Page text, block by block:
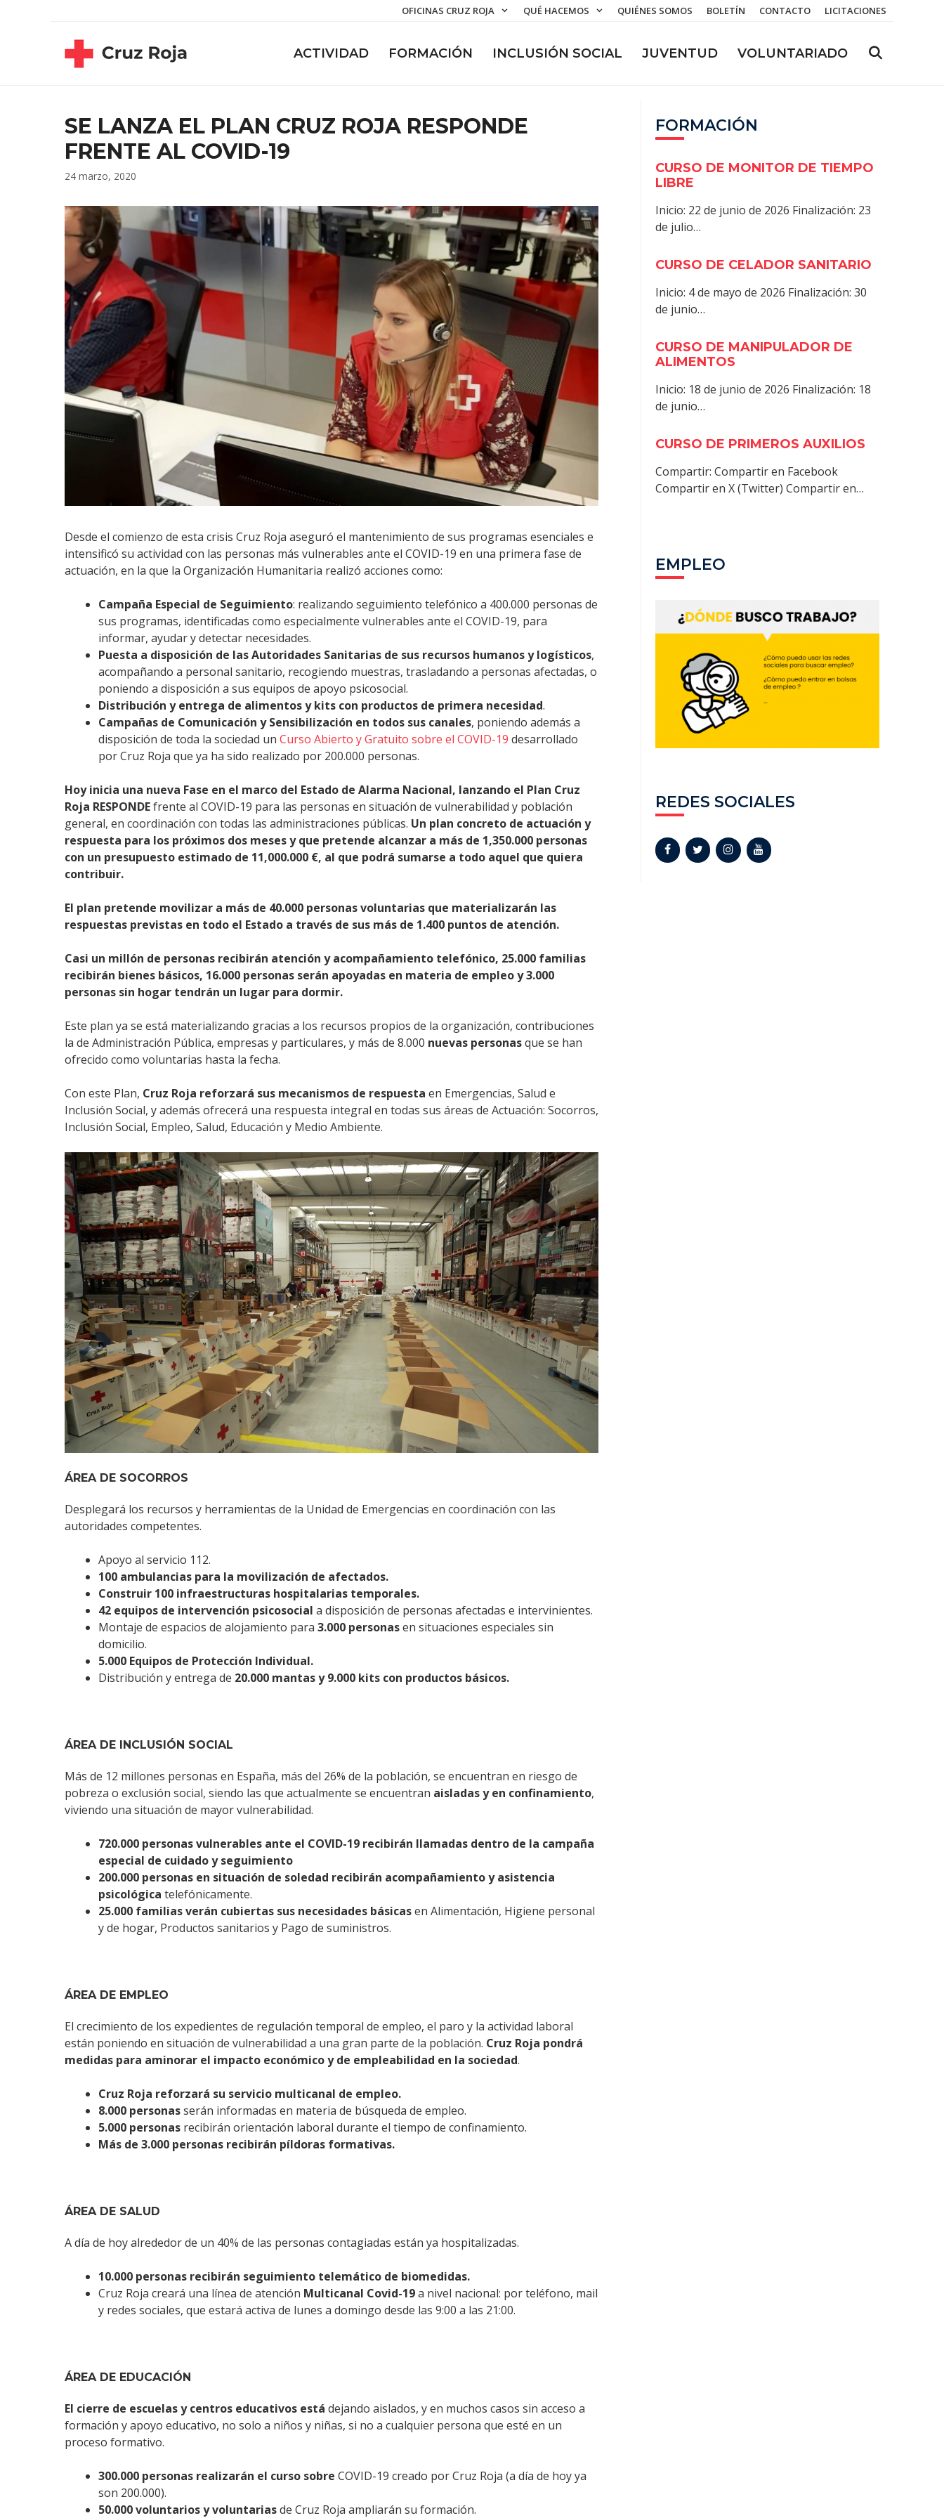
OFICINAS CRUZ ROJA QUÉ HACEMOS QUIÉNES SOMOS BOLETÍN CONTACTO LICITACIONES
ACTIVIDAD FORMACIÓN INCLUSIÓN SOCIAL JUVENTUD VOLUNTARIADO
SE LANZA EL PLAN CRUZ ROJA RESPONDE
FRENTE AL COVID-19
24 marzo, 2020
Desde el comienzo de esta crisis Cruz Roja aseguró el mantenimiento de sus programas esenciales e
intensificó su actividad con las personas más vulnerables ante el COVID-19 en una primera fase de
actuación, en la que la Organización Humanitaria realizó acciones como:
Campaña Especial de Seguimiento: realizando seguimiento telefónico a 400.000 personas de
sus programas, identificadas como especialmente vulnerables ante el COVID-19, para
informar, ayudar y detectar necesidades.
Puesta a disposición de las Autoridades Sanitarias de sus recursos humanos y logísticos,
acompañando a personal sanitario, recogiendo muestras, trasladando a personas afectadas, o
poniendo a disposición a sus equipos de apoyo psicosocial.
Distribución y entrega de alimentos y kits con productos de primera necesidad.
Campañas de Comunicación y Sensibilización en todos sus canales, poniendo además a
disposición de toda la sociedad un Curso Abierto y Gratuito sobre el COVID-19 desarrollado
por Cruz Roja que ya ha sido realizado por 200.000 personas.
Hoy inicia una nueva Fase en el marco del Estado de Alarma Nacional, lanzando el Plan Cruz
Roja RESPONDEfrente al COVID-19 para las personas en situación de vulnerabilidad y población
general, en coordinación con todas las administraciones públicas. Un plan concreto de actuación y
respuesta para los próximos dos meses y que pretende alcanzar a más de 1,350.000 personas
con un presupuesto estimado de 11,000.000 €, al que podrá sumarse a todo aquel que quiera
contribuir.
El plan pretende movilizar a más de 40.000 personas voluntarias que materializarán las
respuestas previstas en todo el Estado a través de sus más de 1.400 puntos de atención.
Casi un millón de personas recibirán atención y acompañamiento telefónico, 25.000 familias
recibirán bienes básicos, 16.000 personas serán apoyadas en materia de empleo y 3.000
personas sin hogar tendrán un lugar para dormir.
Este plan ya se está materializando gracias a los recursos propios de la organización, contribuciones
la de Administración Pública, empresas y particulares, y más de 8.000 nuevas personasque se han
ofrecido como voluntarias hasta la fecha.
Con este Plan, Cruz Roja reforzará sus mecanismos de respuesta en Emergencias, Salud e
Inclusión Social, y además ofrecerá una respuesta integral en todas sus áreas de Actuación: Socorros,
Inclusión Social, Empleo, Salud, Educación y Medio Ambiente.
ÁREA DE SOCORROS
Desplegará los recursos y herramientas de la Unidad de Emergencias en coordinación con las
autoridades competentes.
Apoyo al servicio 112.
100 ambulancias para la movilización de afectados.
Construir 100 infraestructuras hospitalarias temporales.
42 equipos de intervención psicosocial a disposición de personas afectadas e intervinientes.
Montaje de espacios de alojamiento para 3.000 personasen situaciones especiales sin
domicilio.
5.000 Equipos de Protección Individual.
Distribución y entrega de 20.000 mantas y 9.000 kits con productos básicos.
ÁREA DE INCLUSIÓN SOCIAL
Más de 12 millones personas en España, más del 26% de la población, se encuentran en riesgo de
pobreza o exclusión social, siendo las que actualmente se encuentran aisladas y en confinamiento,
viviendo una situación de mayor vulnerabilidad.
720.000 personas vulnerables ante el COVID-19 recibirán llamadas dentro de la campaña
especial de cuidado y seguimiento
200.000 personas en situación de soledad recibirán acompañamiento y asistencia
psicológica telefónicamente.
25.000 familias verán cubiertas sus necesidades básicasen Alimentación, Higiene personal
y de hogar, Productos sanitarios y Pago de suministros.
ÁREA DE EMPLEO
El crecimiento de los expedientes de regulación temporal de empleo, el paro y la actividad laboral
están poniendo en situación de vulnerabilidad a una gran parte de la población. Cruz Roja pondrá
medidas para aminorar el impacto económico y de empleabilidad en la sociedad.
Cruz Roja reforzará su servicio multicanal de empleo.
8.000 personasserán informadas en materia de búsqueda de empleo.
5.000 personas recibirán orientación laboral durante el tiempo de confinamiento.
Más de 3.000 personas recibirán píldoras formativas.
ÁREA DE SALUD
A día de hoy alrededor de un 40% de las personas contagiadas están ya hospitalizadas.
10.000 personas recibirán seguimiento telemático de biomedidas.
Cruz Roja creará una línea de atención Multicanal Covid-19a nivel nacional: por teléfono, mail
y redes sociales, que estará activa de lunes a domingo desde las 9:00 a las 21:00.
ÁREA DE EDUCACIÓN
El cierre de escuelas y centros educativos está dejando aislados, y en muchos casos sin acceso a
formación y apoyo educativo, no solo a niños y niñas, si no a cualquier persona que esté en un
proceso formativo.
300.000 personas realizarán el curso sobre COVID-19 creado por Cruz Roja (a día de hoy ya
son 200.000).
50.000 voluntarios y voluntariasde Cruz Roja ampliarán su formación.
FORMACIÓN
CURSO DE MONITOR DE TIEMPO
LIBRE
Inicio: 22 de junio de 2026 Finalización: 23
de julio…
CURSO DE CELADOR SANITARIO
Inicio: 4 de mayo de 2026 Finalización: 30
de junio…
CURSO DE MANIPULADOR DE
ALIMENTOS
Inicio: 18 de junio de 2026 Finalización: 18
de junio…
CURSO DE PRIMEROS AUXILIOS
Compartir: Compartir en Facebook
Compartir en X (Twitter) Compartir en…
EMPLEO
REDES SOCIALES